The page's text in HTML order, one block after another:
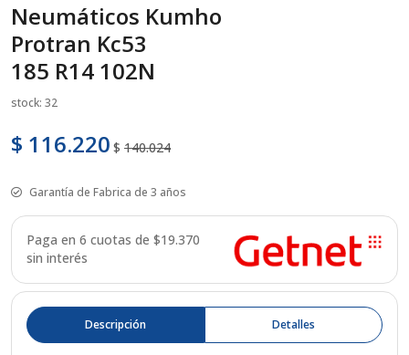
Neumáticos Kumho
Protran Kc53
185 R14 102N
stock: 32
$ 116.220 $ 140.024
Garantía de Fabrica de 3 años
Paga en 6 cuotas de $19.370
sin interés
Descripción Detalles